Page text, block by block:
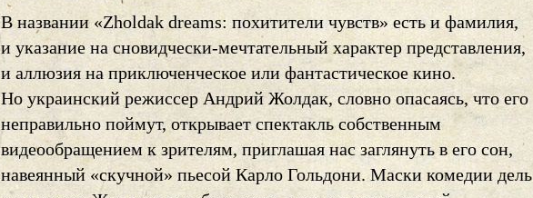
В названии «Zholdak dreams: похитители чувств» есть и фамилия,
и указание на сновидчески-мечтательный характер представления,
и аллюзия на приключенческое или фантастическое кино.
Но украинский режиссер Андрий Жолдак, словно опасаясь, что его
неправильно поймут, открывает спектакль собственным
видеообращением к зрителям, приглашая нас заглянуть в его сон,
навеянный «скучной» пьесой Карло Гольдони. Маски комедии дель